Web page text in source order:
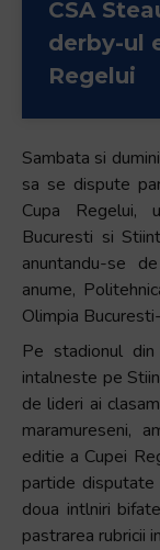
the
screen
reader
help
you
navigate
interact
with
the
content.
CSA
derby-ul
Regelui
Sambata si
sa se dispute
Cupa Regelui,
Bucuresti si
anuntandu-se
anume,
Olimpia
Pe stadionul din
intalneste pe
de lideri ai
maramureseni,
editie a Cupei
partide disputate
doua intlniri
pastrarea rubricii